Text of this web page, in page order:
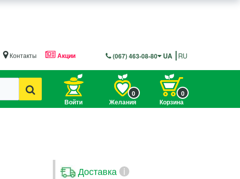
Контакты Акции (067) 463-08-80 UA RU
Войти Желания
0
Корзина
0
Доставка i